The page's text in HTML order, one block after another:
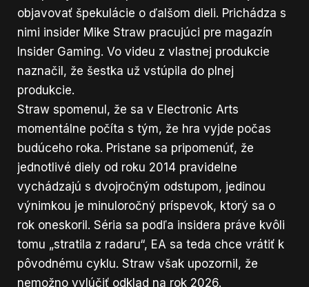
objavovať špekulácie o ďalšom dieli. Prichádza s
nimi insider Mike Straw pracujúci pre magazín
Insider Gaming. Vo videu z vlastnej produkcie
naznačil, že šestka už vstúpila do plnej
produkcie.
Straw spomenul, že sa v Electronic Arts
momentálne počíta s tým, že hra vyjde počas
budúceho roka. Pristane sa pripomenúť, že
jednotlivé diely od roku 2014 pravidelne
vychádzajú s dvojročným odstupom, jedinou
výnimkou je minuloročný príspevok, ktorý sa o
rok oneskoril. Séria sa podľa insidera práve kvôli
tomu „stratila z radaru“, EA sa teda chce vrátiť k
pôvodnému cyklu. Straw však upozornil, že
nemožno vylúčiť odklad na rok 2026.